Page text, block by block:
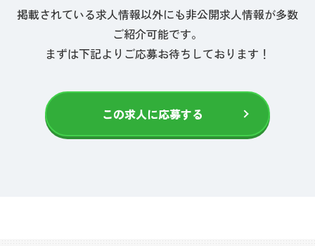
掲載されている求人情報以外にも非公開求人情報が多数
ご紹介可能です。
まずは下記よりご応募お待ちしております！
この求人に応募する